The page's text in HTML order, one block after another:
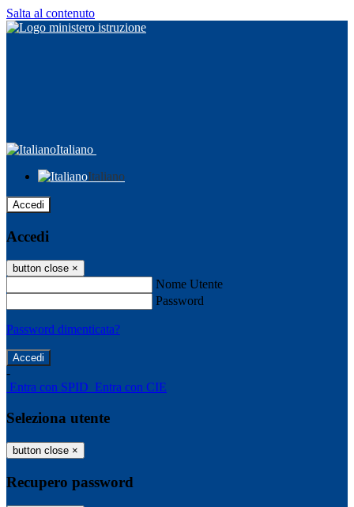
Salta al contenuto
Italiano
Italiano
Accedi
Accedi
button close ×
Nome Utente
Password
Password dimenticata?
-
Entra con SPID Entra con CIE
Seleziona utente
button close ×
Recupero password